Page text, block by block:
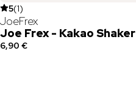
5(1)
JoeFrex
Joe Frex - Kakao Shaker
6,90 €